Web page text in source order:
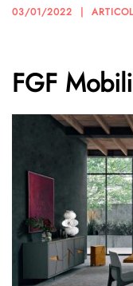
03/01/2022
FGF